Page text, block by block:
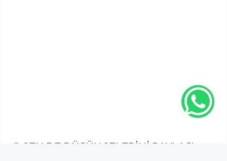
SEN DE DÜŞÜNCELERİNİ PAYLAŞ!